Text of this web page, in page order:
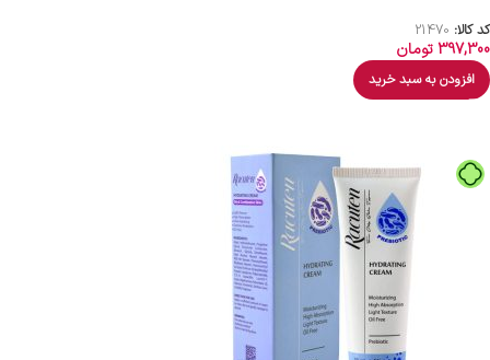
کد کالا: 21470
397,300تومان
افزودن به سبد خرید